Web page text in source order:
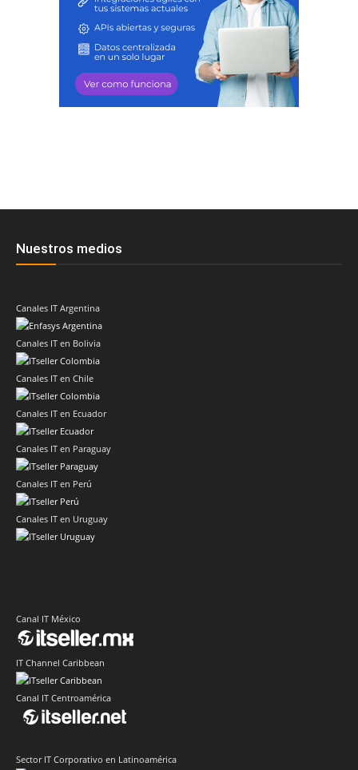
Nuestros medios
Canales IT Argentina
Canales IT en Bolivia
Canales IT en Chile
Canales IT en Ecuador
Canales IT en Paraguay
Canales IT en Perú
Canales IT en Uruguay
Canal IT México
IT Channel Caribbean
Canal IT Centroamérica
Sector IT Corporativo en Latinoamérica